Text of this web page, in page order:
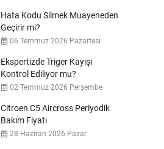
Hata Kodu Silmek Muayeneden
Geçirir mi?
06 Temmuz 2026 Pazartesi
Ekspertizde Triger Kayışı
Kontrol Ediliyor mu?
02 Temmuz 2026 Perşembe
Citroen C5 Aircross Periyodik
Bakım Fiyatı
28 Haziran 2026 Pazar